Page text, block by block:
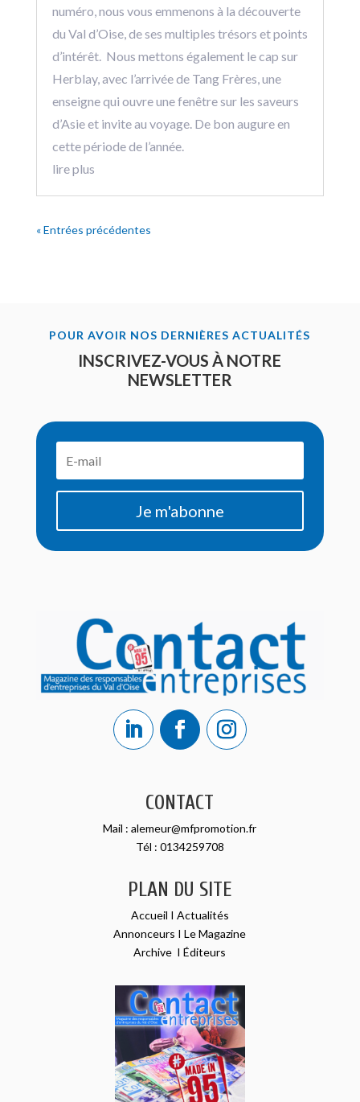
numéro, nous vous emmenons à la découverte
du Val d’Oise, de ses multiples trésors et points
d’intérêt. Nous mettons également le cap sur
Herblay, avec l’arrivée de Tang Frères, une
enseigne qui ouvre une fenêtre sur les saveurs
d’Asie et invite au voyage. De bon augure en
cette période de l’année.
lire plus
« Entrées précédentes
POUR AVOIR NOS DERNIÈRES ACTUALITÉS
INSCRIVEZ-VOUS À NOTRE
NEWSLETTER
Je m'abonne
CONTACT
Mail :alemeur@mfpromotion.fr
Tél : 0134259708
PLAN DU SITE
Accueil I Actualités
Annonceurs ILe Magazine
Archive IÉditeurs